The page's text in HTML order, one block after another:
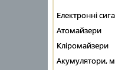
Електронні
Атомайзери
Кліромайзери
Акумулятори,